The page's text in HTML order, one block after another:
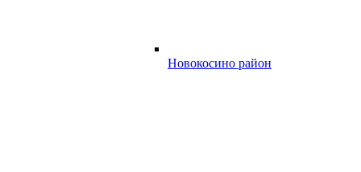
Новокосино район